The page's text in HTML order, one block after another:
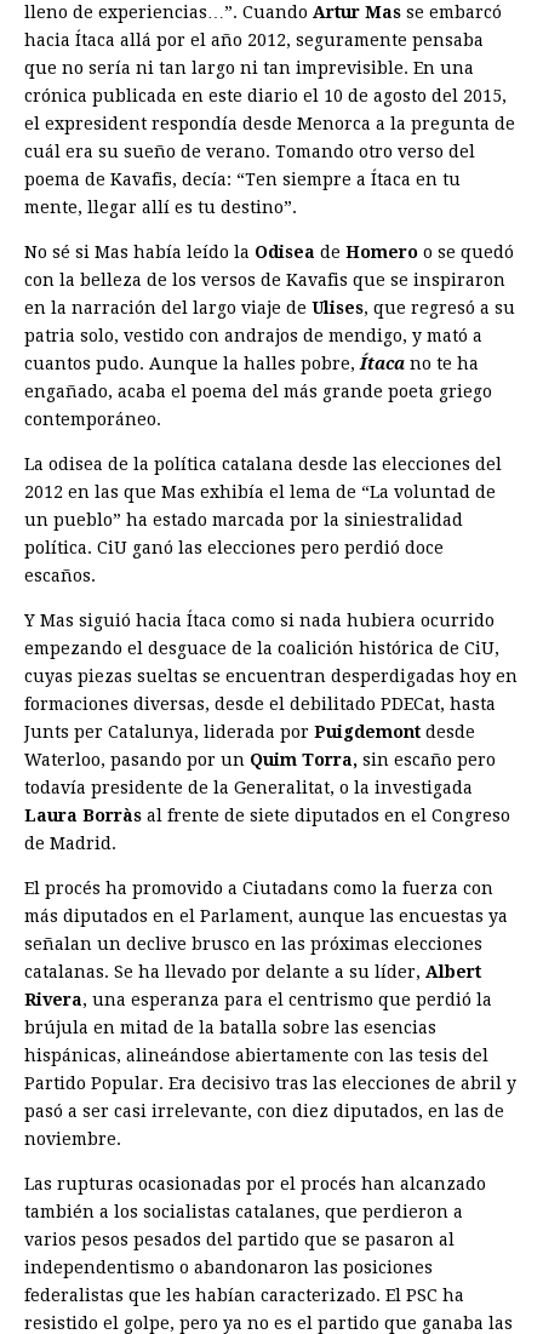
lleno de experiencias…”. Cuando Artur Mas se embarcó
hacia Ítaca allá por el año 2012, seguramente pensaba
que no sería ni tan largo ni tan imprevi­sible. En una
crónica publicada en este diario el 10 de agosto del 2015,
el expresident respondía desde Menorca a la pregunta de
cuál era su sueño de verano. Tomando otro verso del
poema de Kavafis, decía: “Ten siempre a Ítaca en tu
mente, llegar allí es tu destino”.
No sé si Mas había leído la Odisea de Homero o se quedó
con la belleza de los versos de Kavafis que se inspiraron
en la narración del largo viaje de Ulises, que regresó a su
patria solo, vestido con andrajos de mendigo, y mató a
cuantos pudo. Aunque la halles pobre, Ítaca no te ha
engañado, acaba el poema del más grande poeta griego
contemporáneo.
La odisea de la política catalana desde las elecciones del
2012 en las que Mas exhibía el lema de “La voluntad de
un pueblo” ha ­estado marcada por la siniestralidad
política. CiU ganó las elecciones pero perdió doce
escaños.
Y Mas siguió hacia Ítaca como si nada hubiera ocurrido
empezando el desguace de la coalición histórica de CiU,
cuyas piezas sueltas se encuentran desperdigadas hoy en
formaciones diversas, desde el ­debilitado PDECat, hasta
Junts per Catalu­nya, liderada por Puigdemont desde
Waterloo, pasando por un Quim Torra, sin escaño pero
todavía presidente de la Generalitat, o la investigada
Laura Borràs al frente de siete diputados en el Congreso
de Madrid.
El procés ha promovido a Ciutadans como la fuerza con
más diputados en el Parlament, aunque las encuestas ya
señalan un declive brusco en las próximas elecciones
catalanas. Se ha llevado por delante a su líder, Albert
Rivera, una esperanza para el centrismo que perdió la
brújula en mitad de la batalla sobre las esencias
hispánicas, alineándose abiertamente con las tesis del
Partido Popular. Era decisivo tras las elecciones de abril y
pasó a ser casi irrelevante, con diez diputados, en las de
noviembre.
Las rupturas ocasionadas por el procés han alcanzado
también a los socialistas catalanes, que perdieron a
varios pesos pesados del partido que se pasaron al
independentismo o abandonaron las posiciones
federalistas que les habían caracterizado. El PSC ha
resistido el golpe, pero ya no es el partido que ganaba las